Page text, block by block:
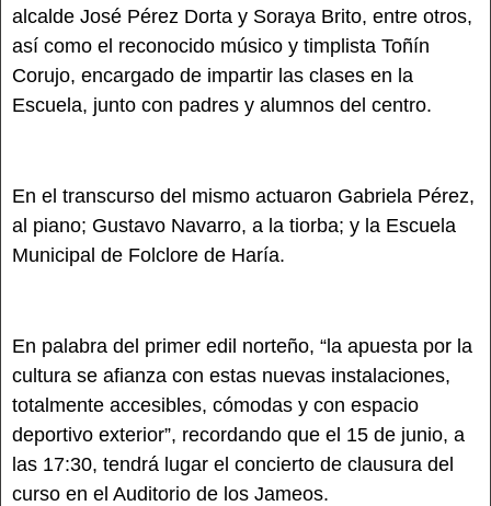
alcalde José Pérez Dorta y Soraya Brito, entre otros,
así como el reconocido músico y timplista Toñín
Corujo, encargado de impartir las clases en la
Escuela, junto con padres y alumnos del centro.
En el transcurso del mismo actuaron Gabriela Pérez,
al piano; Gustavo Navarro, a la tiorba; y la Escuela
Municipal de Folclore de Haría.
En palabra del primer edil norteño, “la apuesta por la
cultura se afianza con estas nuevas instalaciones,
totalmente accesibles, cómodas y con espacio
deportivo exterior”, recordando que el 15 de junio, a
las 17:30, tendrá lugar el concierto de clausura del
curso en el Auditorio de los Jameos.